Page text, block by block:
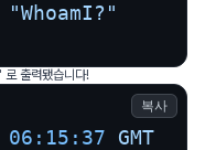
"WhoamI?"
출력됐습니다!
06:15:37 GMT
복사